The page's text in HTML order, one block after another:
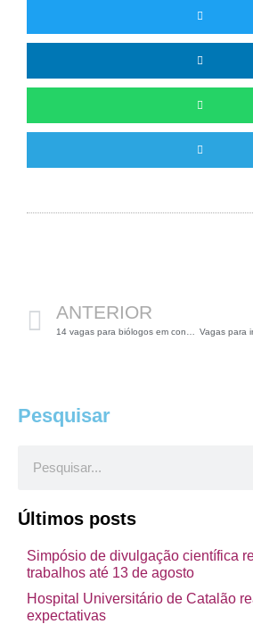
ANTERIOR
Pesquisar
Últimos posts
Simpósio de divulgação científica
trabalhos até 13 de agosto
Hospital Universitário de Catalão
expectativas